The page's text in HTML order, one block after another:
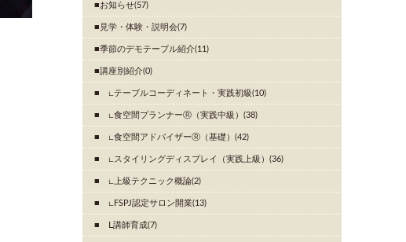
お知らせ(57)
見学・体験・説明会(7)
季節のデモテーブル紹介(11)
講座別紹介(0)
∟テーブルコーディネート・実践初級(10)
∟食空間プランナーⓇ（実践中級）(38)
∟食空間アドバイザーⓇ（基礎）(42)
∟スタイリングディスプレイ（実践上級）(36)
∟上級テクニック概論(2)
∟FSPJ認定サロン開業(13)
Ⅼ講師育成(7)